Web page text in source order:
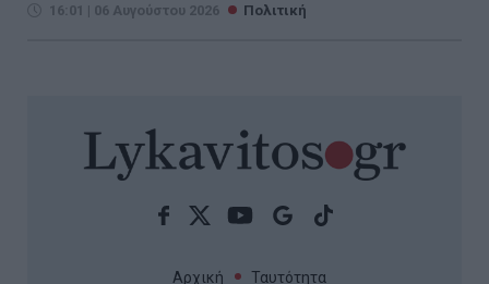
16:01 | 06 Αυγούστου 2026 Πολιτική
Αρχική Ταυτότητα